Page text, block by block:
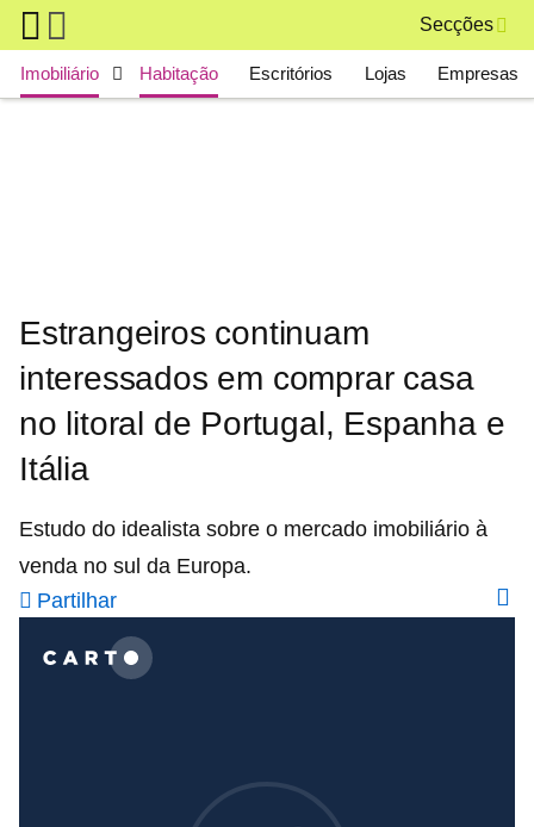
Skip to main content
Secções
Main navigation
Imobiliário Habitação Escritórios Lojas Empresas
Estrangeiros continuam
interessados em comprar casa
no litoral de Portugal, Espanha e
Itália
Estudo do idealista sobre o mercado imobiliário à
venda no sul da Europa.
Partilhar